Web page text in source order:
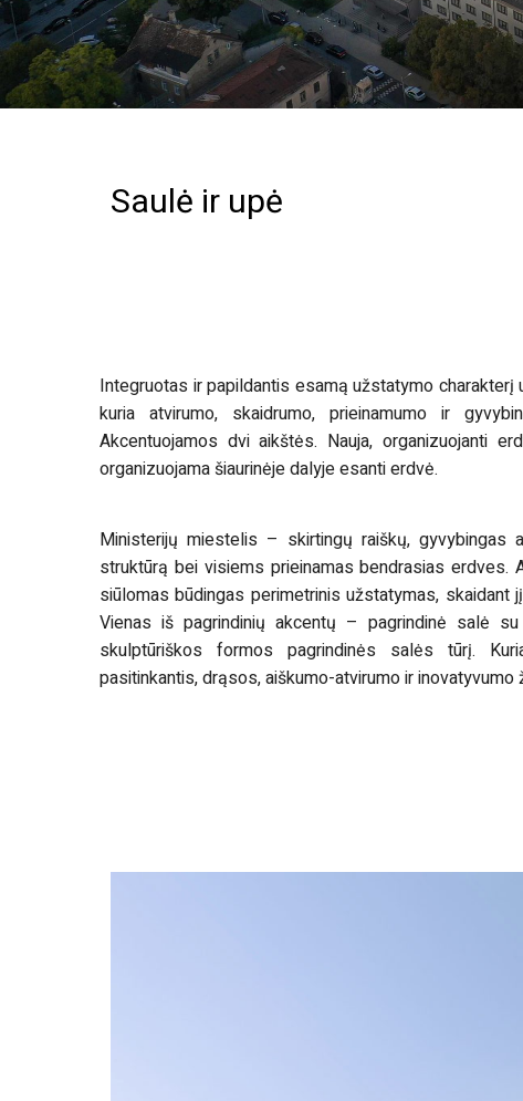
Saulė ir upė
Integruotas ir papildantis esamą užstatymo
kuria atvirumo, skaidrumo, prieinamumo ir
Akcentuojamos dvi aikštės. Nauja, organizuojanti
organizuojama šiaurinėje dalyje esanti erdvė.
Ministerijų miestelis – skirtingų raiškų, gyvybingas
struktūrą bei visiems prieinamas bendrasias erdves.
siūlomas būdingas perimetrinis užstatymas,
Vienas iš pagrindinių akcentų – pagrindinė salė
skulptūriškos formos pagrindinės salės tūrį.
pasitinkantis, drąsos, aiškumo-atvirumo ir inovatyvumo